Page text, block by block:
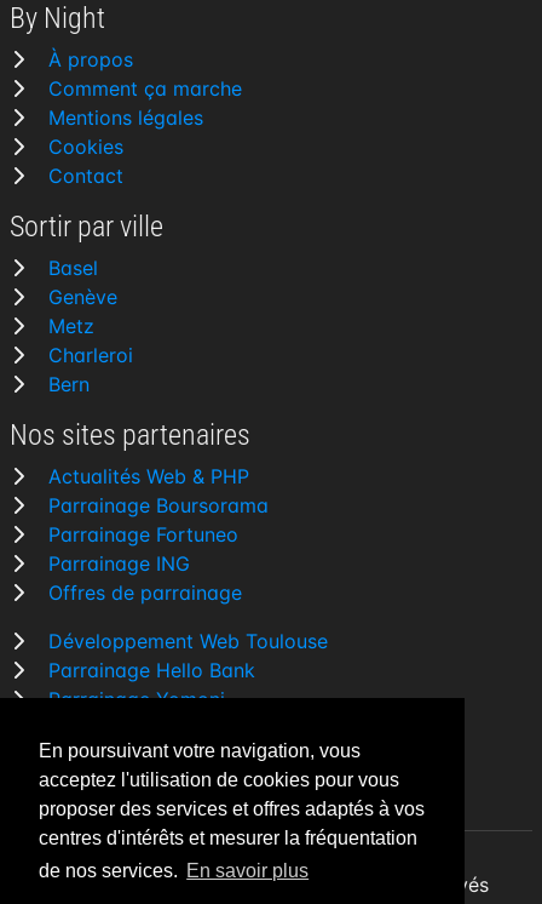
En poursuivant votre navigation, vous
acceptez l'utilisation de cookies pour vous
proposer des services et offres adaptés à vos
centres d'intérêts et mesurer la fréquentation
de nos services. En savoir plus
By Night
À propos
Comment ça marche
Mentions légales
Cookies
Contact
Sortir par ville
Basel
Genève
Metz
Charleroi
Bern
Nos sites partenaires
Actualités Web & PHP
Parrainage Boursorama
Parrainage Fortuneo
Parrainage ING
Offres de parrainage
Développement Web Toulouse
Parrainage Hello Bank
Parrainage Yomoni
Comparatif banque
By Night v5.7.3| © 2026 - Tous droits réservés